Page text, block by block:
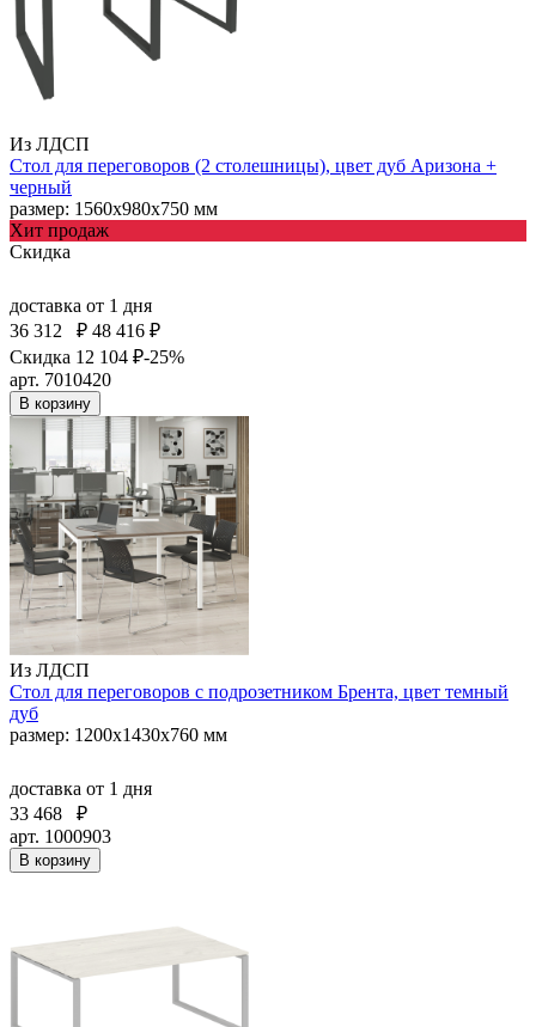
Из ЛДСП
Стол для переговоров (2 столешницы), цвет дуб Аризона +
черный
размер: 1560х980х750 мм
Хит продаж
Скидка
доставка от 1 дня
36 312
₽ 48 416 ₽
Скидка 12 104 ₽-25%
арт. 7010420
В корзину
Из ЛДСП
Стол для переговоров с подрозетником Брента, цвет темный
дуб
размер: 1200х1430х760 мм
доставка от 1 дня
33 468
₽
арт. 1000903
В корзину